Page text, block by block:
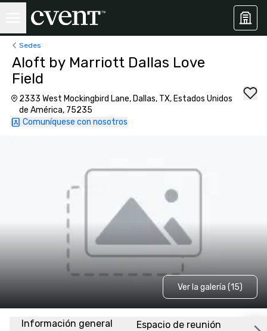
Sedes
Aloft by Marriott Dallas Love
Field
2333 West Mockingbird Lane, Dallas, TX, Estados Unidos
de América, 75235
Comuníquese con nosotros
Ver la galería (15)
Información general Espacio de reunión